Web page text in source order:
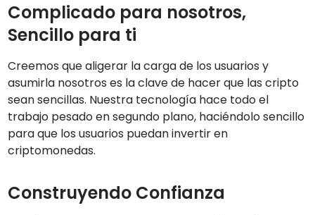
Complicado para nosotros,
Sencillo para ti
Creemos que aligerar la carga de los usuarios y
asumirla nosotros es la clave de hacer que las cripto
sean sencillas. Nuestra tecnología hace todo el
trabajo pesado en segundo plano, haciéndolo sencillo
para que los usuarios puedan invertir en
criptomonedas.
Construyendo Confianza